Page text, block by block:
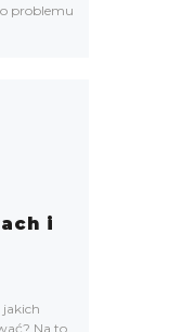
problemu
i
jakich
Na to